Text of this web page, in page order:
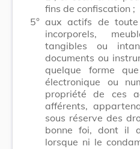
fins de confiscation ;
5° aux actifs de toute
incorporels,
tangibles ou
documents ou
quelque forme
électronique ou
propriété de ces
afférents,
sous réserve des
bonne foi, dont il
lorsque ni le